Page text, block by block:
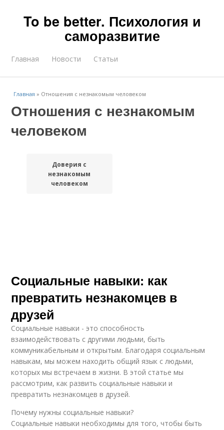
To be better. Психология и
саморазвитие
Главная Новости Статьи
Главная » Отношения с незнакомым человеком
Отношения с незнакомым
человеком
Доверия с
незнакомым
человеком
Социальные навыки: как
превратить незнакомцев в
друзей
Социальные навыки - это способность
взаимодействовать с другими людьми, быть
коммуникабельным и открытым. Благодаря социальным
навыкам, мы можем находить общий язык с людьми,
которых мы встречаем в жизни. В этой статье мы
рассмотрим, как развить социальные навыки и
превратить незнакомцев в друзей.
Почему нужны социальные навыки?
Социальные навыки необходимы для того, чтобы быть